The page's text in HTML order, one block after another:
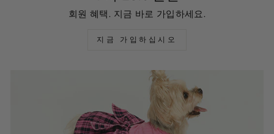
회원 혜택. 지금 바로 가입하세요.
지금 가입하십시오